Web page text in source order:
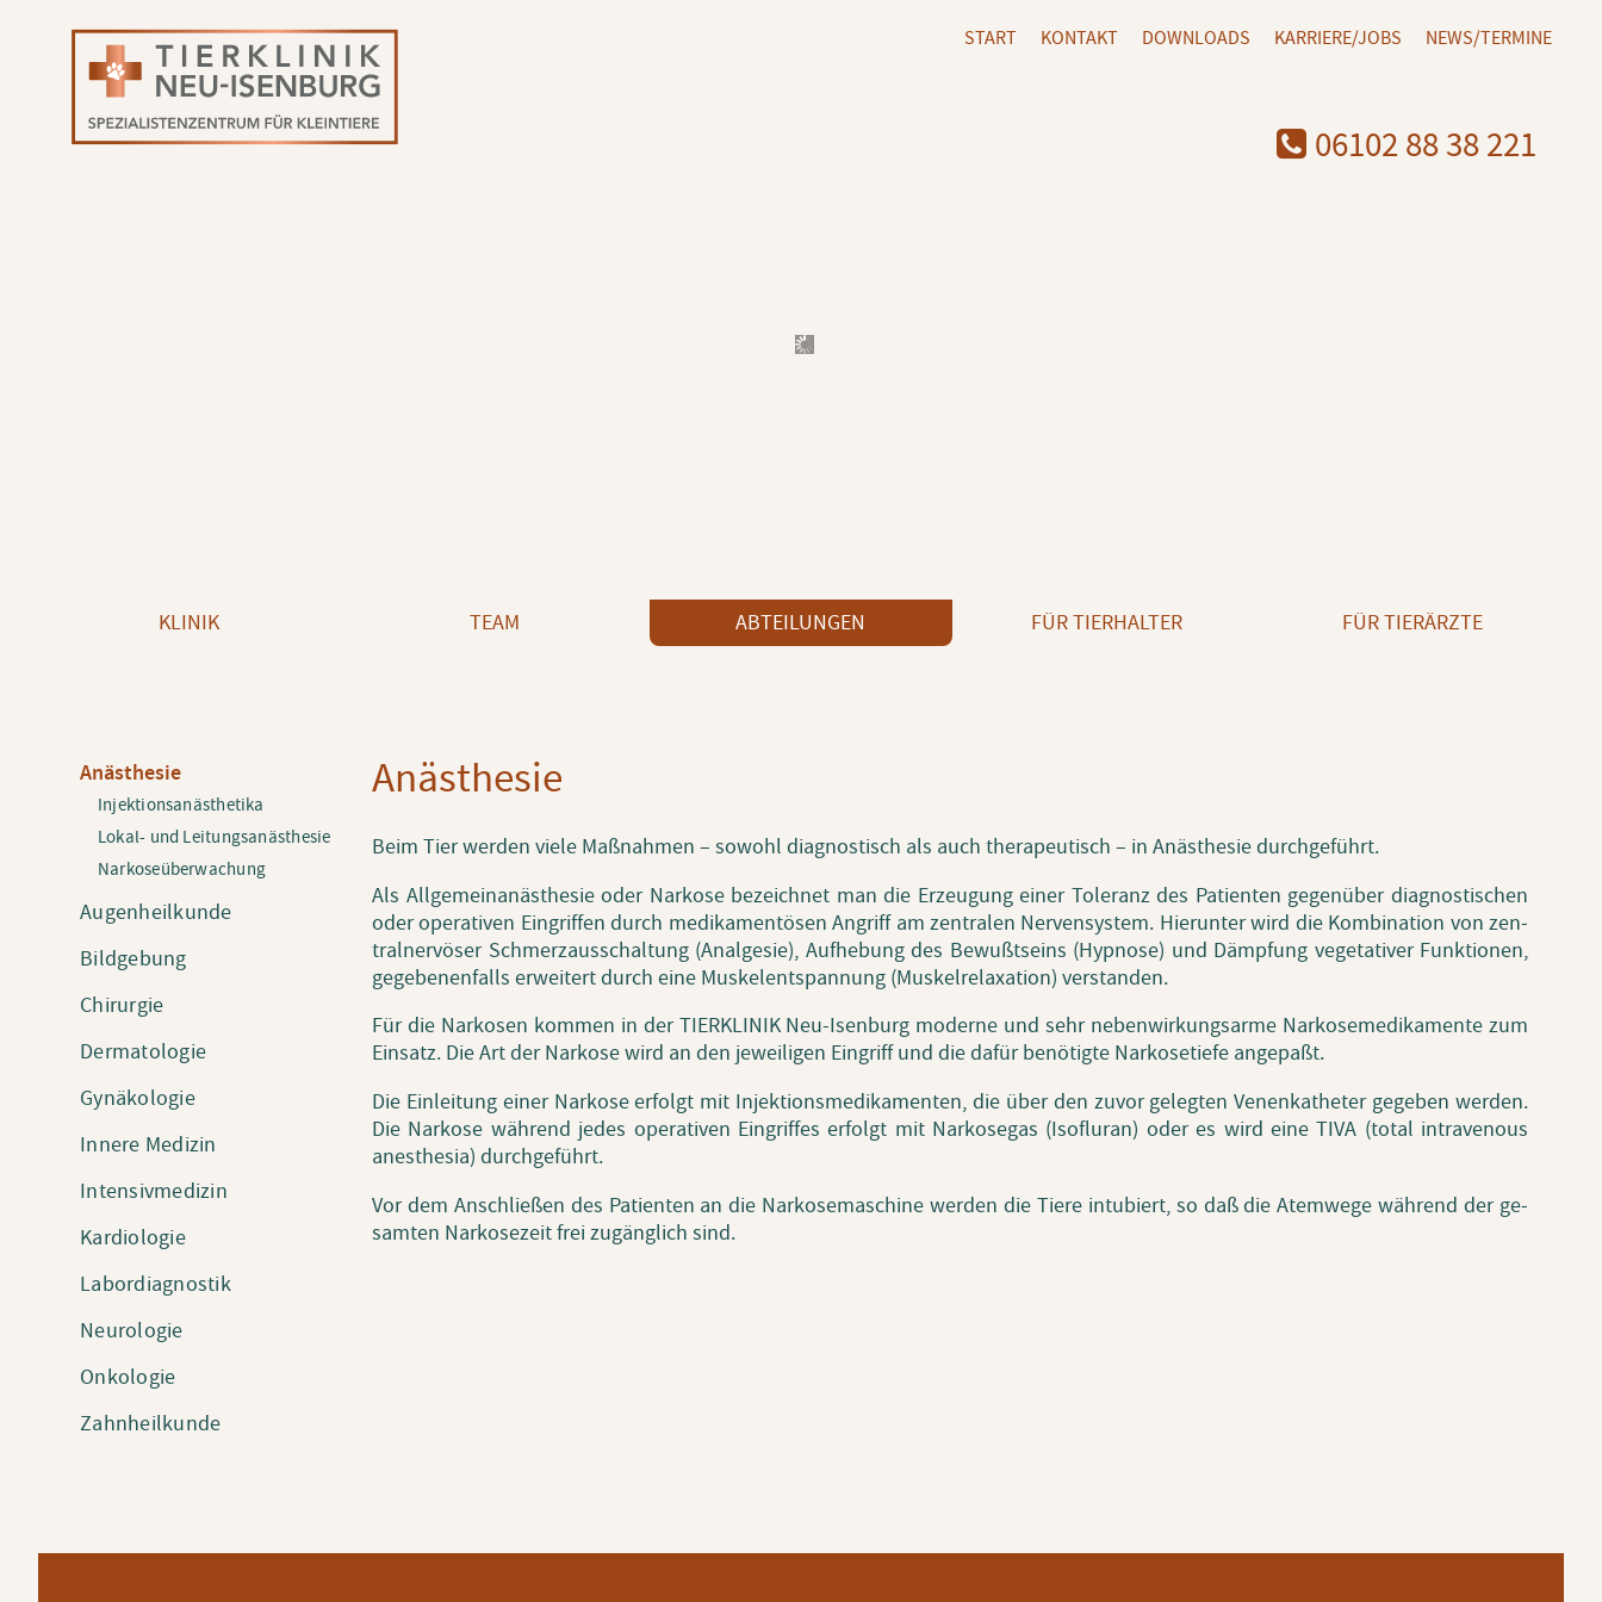
Navigation
überspringen
START KONTAKT DOWNLOADS KARRIERE/JOBS NEWS/TERMINE
06102 88 38 221
Navigation überspringen
KLINIK TEAM ABTEILUNGEN FÜR TIERHALTER FÜR TIERÄRZTE
An­äs­the­sie
Beim Tier wer­den viele Maß­nah­men – so­wohl dia­gnos­tisch als auch the­ra­peu­tisch – in An­äs­the­sie durch­ge­führt.
Als All­ge­mein­a­n­äs­the­sie oder Nar­ko­se be­zeich­net man die Er­zeu­gung einer To­le­ranz des Pa­ti­en­ten ge­gen­über dia­gnos­ti­schen
oder ope­ra­ti­ven Ein­grif­fen durch me­di­ka­men­tö­sen An­griff am zen­tra­len Ner­ven­sys­tem. Hier­un­ter wird die Kom­bi­na­ti­on von zen­
tral­ner­vö­ser Schmer­zaus­schal­tung (An­al­ge­sie), Auf­he­bung des Be­wußt­seins (Hyp­no­se) und Dämp­fung ve­ge­ta­ti­ver Funk­tio­nen,
ge­ge­be­nen­falls er­wei­tert durch eine Mus­kel­ent­span­nung (Mus­kel­re­la­xa­ti­on) ver­stan­den.
Für die Nar­ko­sen kom­men in der TIER­KLI­NIK Neu-Isen­burg mo­der­ne und sehr ne­ben­wir­kungs­ar­me Nar­ko­se­me­di­ka­men­te zum
Ein­satz. Die Art der Nar­ko­se wird an den je­wei­li­gen Ein­griff und die dafür be­nö­tig­te Nar­ko­se­tie­fe an­ge­paßt.
Die Ein­lei­tung einer Nar­ko­se er­folgt mit In­jek­ti­ons­me­di­ka­men­ten, die über den zuvor ge­leg­ten Ve­nen­ka­the­ter ge­ge­ben wer­den.
Die Nar­ko­se wäh­rend jedes ope­ra­ti­ven Ein­grif­fes er­folgt mit Nar­ko­se­gas (Is­of­lu­ran) oder es wird eine TIVA (total in­tra­venous
anes­the­sia) durch­ge­führt.
Vor dem An­schlie­ßen des Pa­ti­en­ten an die Nar­ko­se­ma­schi­ne wer­den die Tiere in­tu­biert, so daß die Atem­we­ge wäh­rend der ge­
sam­ten Nar­ko­se­zeit frei zu­gäng­lich sind.
Navigation
überspringen
Anästhesie
Injektionsanästhetika
Lokal- und Leitungsanästhesie
Narkoseüberwachung
Augenheilkunde
Bildgebung
Chirurgie
Dermatologie
Gynäkologie
Innere Medizin
Intensivmedizin
Kardiologie
Labordiagnostik
Neurologie
Onkologie
Zahnheilkunde